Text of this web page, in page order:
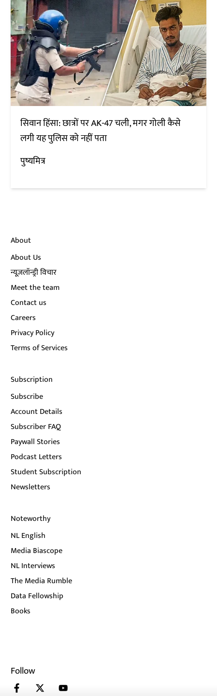
सिवान हिंसा: छात्रों पर AK-47 चली, मगर गोली कैसे
लगी यह पुलिस को नहीं पता
पुष्यमित्र
About
About Us
न्यूज़लॉन्ड्री विचार
Meet the team
Contact us
Careers
Privacy Policy
Terms of Services
Subscription
Subscribe
Account Details
Subscriber FAQ
Paywall Stories
Podcast Letters
Student Subscription
Newsletters
Noteworthy
NL English
Media Biascope
NL Interviews
The Media Rumble
Data Fellowship
Books
Follow